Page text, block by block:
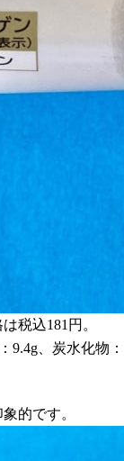
税込181円。
、炭水化物
的です。